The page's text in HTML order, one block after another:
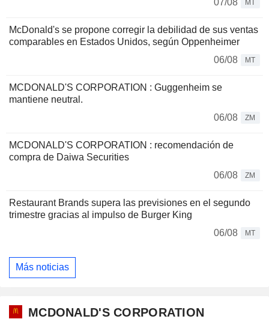
MT
McDonald's se propone corregir la debilidad de sus ventas
comparables en Estados Unidos, según Oppenheimer
06/08
MT
MCDONALD'S CORPORATION : Guggenheim se
mantiene neutral.
06/08
ZM
MCDONALD'S CORPORATION : recomendación de
compra de Daiwa Securities
06/08
ZM
Restaurant Brands supera las previsiones en el segundo
trimestre gracias al impulso de Burger King
06/08
MT
Más noticias
MCDONALD'S CORPORATION